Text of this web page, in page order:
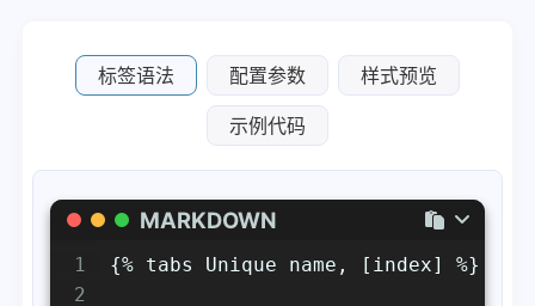
标签语法 配置参数 样式预览
示例代码
MARKDOWN
1
2
{% tabs Unique name, [index] %}